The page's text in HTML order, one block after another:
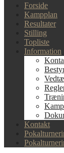
Forside
Kampplan
Resultater
Stilling
Topliste
Information
Kontakt